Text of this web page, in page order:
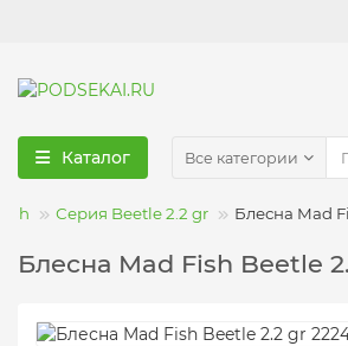
Каталог Все категории
Серия Beetle 2.2 gr Блесна Mad
Блесна Mad Fish Beetle